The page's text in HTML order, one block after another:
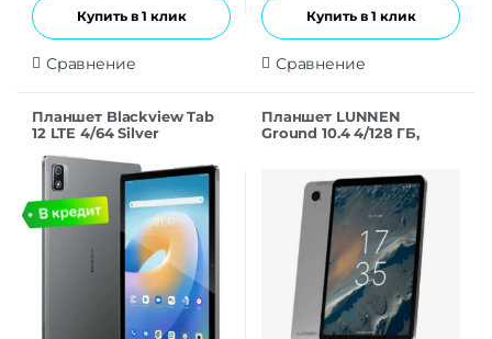
Купить в 1 клик
Сравнение
Купить в 1 клик
Сравнение
Планшет Blackview Tab
12 LTE 4/64 Silver
Планшет LUNNEN
Ground 10.4 4/128 ГБ,
TL42810L01, Silver Sea